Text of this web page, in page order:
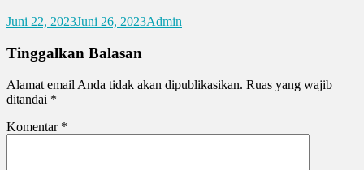
Juni 22, 2023Juni 26, 2023Admin
Tinggalkan Balasan
Alamat email Anda tidak akan dipublikasikan. Ruas yang wajib
ditandai *
Komentar *